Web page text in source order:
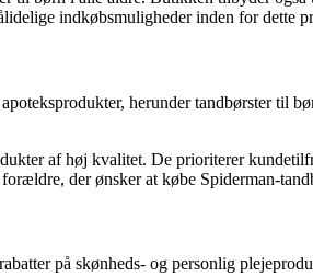
indkøbsmuligheder inden for dette
herunder tandbørster til
af høj kvalitet. De prioriterer
der ønsker at købe Spiderman-
på skønheds- og personlig